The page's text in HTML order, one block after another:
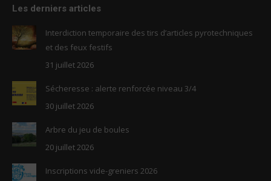
opens
in
new
window
opens
new
window
Les derniers articles
Interdiction temporaire des tirs d’articles pyrotechniques
et des feux festifs
31 juillet 2026
Sécheresse : alerte renforcée niveau 3/4
30 juillet 2026
Arbre du jeu de boules
20 juillet 2026
Inscriptions vide-greniers 2026